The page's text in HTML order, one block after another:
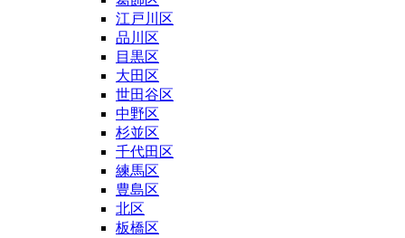
江戸川区
品川区
目黒区
大田区
世田谷区
中野区
杉並区
千代田区
練馬区
豊島区
北区
板橋区